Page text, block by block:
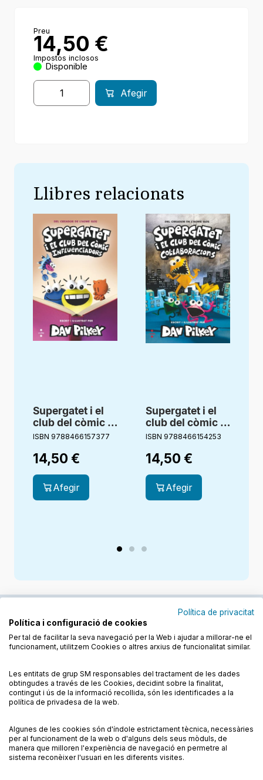
Preu
14,50 €
Impostos inclosos
Disponible
Afegir
Llibres relacionats
Supergatet i el
club del còmic 5.
Influenciadors
ISBN 9788466157377
14,50 €
Afegir
Supergatet i el
club del còmic 4.
Col·laboracions
ISBN 9788466154253
14,50 €
Afegir
Condicions de compra
Condicions d’ús
Política de cookies
Política de privadesa
FAQs
Política de privacitat
Política i configuració de cookies
Per tal de facilitar la seva navegació per la Web i ajudar a millorar-ne el
funcionament, utilitzem Cookies o altres arxius de funcionalitat similar.
Les entitats de grup SM responsables del tractament de les dades
obtingudes a través de les Cookies, decidint sobre la finalitat,
contingut i ús de la informació recollida, són les identificades a la
política de privadesa de la web.
Algunes de les cookies són d'índole estrictament tècnica, necessàries
per al funcionament de la web o d'alguns dels seus mòduls, de
manera que milloren l'experiència de navegació en permetre al
sistema reconèixer l'usuari en les diferents visites.